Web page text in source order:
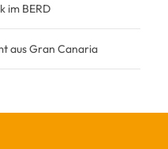
im BERD
aus Gran Canaria